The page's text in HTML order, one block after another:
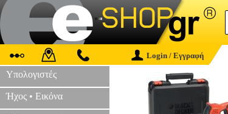
Login / Εγγραφή
Υπολογιστές
Ήχος • Εικόνα